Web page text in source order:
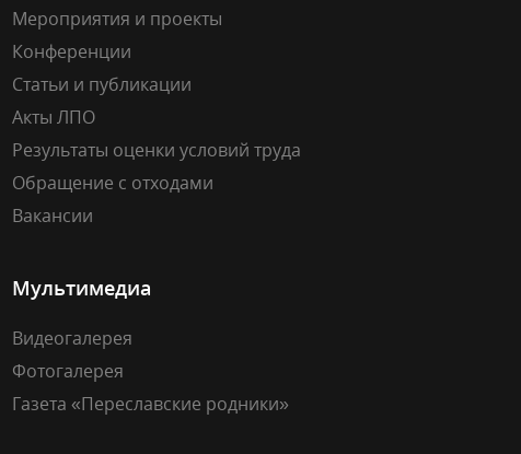
Мероприятия и проекты
Конференции
Статьи и публикации
Акты ЛПО
Результаты оценки условий труда
Обращение с отходами
Вакансии
Мультимедиа
Видеогалерея
Фотогалерея
Газета «Переславские родники»